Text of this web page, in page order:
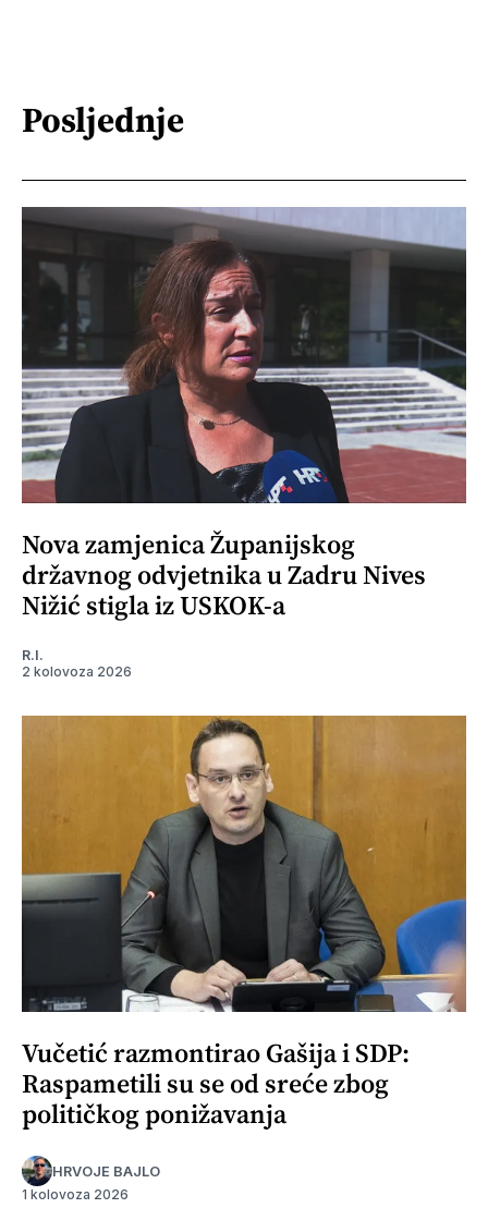
Posljednje
Nova zamjenica Županijskog
državnog odvjetnika u Zadru Nives
Nižić stigla iz USKOK-a
R.I.
2 kolovoza 2026
Vučetić razmontirao Gašija i SDP:
Raspametili su se od sreće zbog
političkog ponižavanja
HRVOJE BAJLO
1 kolovoza 2026